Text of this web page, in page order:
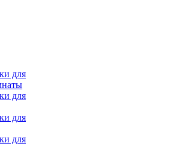
для
для
для
для